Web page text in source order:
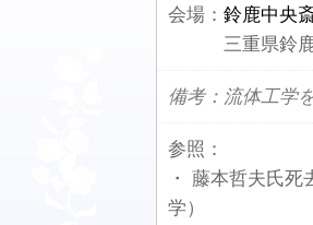
会場： 鈴鹿中央
三重県鈴
備考：流体工学
参照：
・ 藤本哲夫氏
学）